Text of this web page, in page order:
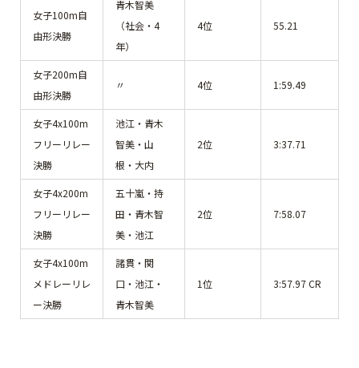
女子100m自
由形決勝
青木智美
（社会・4
年）
4位 55.21
女子200m自
由形決勝
〃 4位 1:59.49
女子4x100m
フリーリレー
決勝
池江・青木
智美・山
根・大内
2位 3:37.71
女子4x200m
フリーリレー
決勝
五十嵐・持
田・青木智
美・池江
2位 7:58.07
女子4x100m
メドレーリレ
ー決勝
諸貫・関
口・池江・
青木智美
1位 3:57.97 CR